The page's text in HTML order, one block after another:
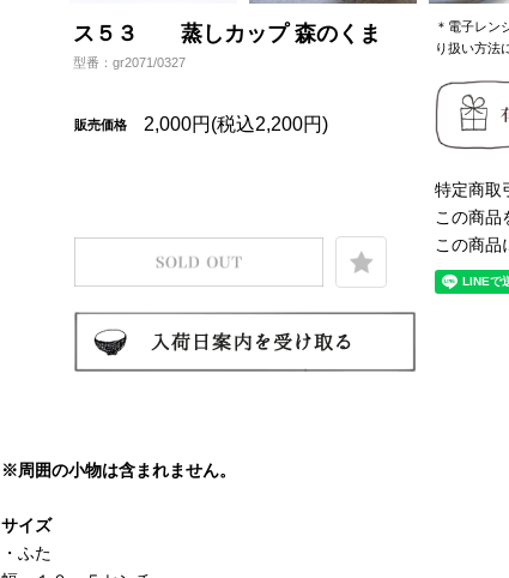
ス５３ 蒸しカップ 森のくま
型番：gr2071/0327
販売価格 2,000円(税込2,200円)
＊電子レン
り扱い方法
特定商取
この商品
この商品
※周囲の小物は含まれません。
サイズ
・ふた